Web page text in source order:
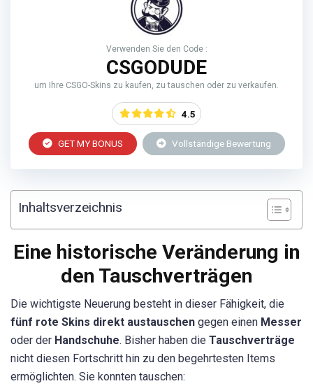
Verwenden Sie den Code :
CSGODUDE
um Ihre CSGO-Skins zu kaufen, zu tauschen oder zu verkaufen.
4.5
GET MY BONUS Vollständige Bewertung
Inhaltsverzeichnis
Eine historische Veränderung in
den Tauschverträgen
Die wichtigste Neuerung besteht in dieser Fähigkeit, die
fünf rote Skins direkt austauschen gegen einen Messer
oder der Handschuhe. Bisher haben die Tauschverträge
nicht diesen Fortschritt hin zu den begehrtesten Items
ermöglichten. Sie konnten tauschen: